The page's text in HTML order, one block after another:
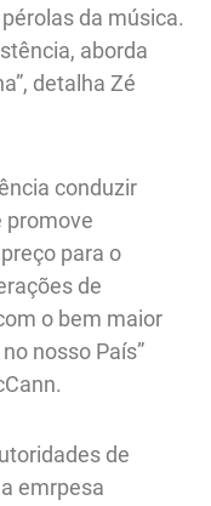
da música.
aborda
detalha Zé
conduzir
promove
para o
de
o bem maior
nosso País”
de
emrpesa